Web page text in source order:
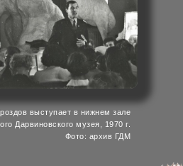
выступает в нижнем зале
Дарвиновского музея, 1970 г.
Фото: архив ГДМ